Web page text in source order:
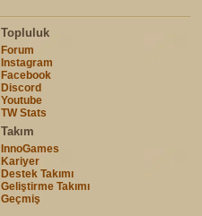
Topluluk
Forum
Instagram
Facebook
Discord
Youtube
TW Stats
Takım
InnoGames
Kariyer
Destek Takımı
Geliştirme Takımı
Geçmiş